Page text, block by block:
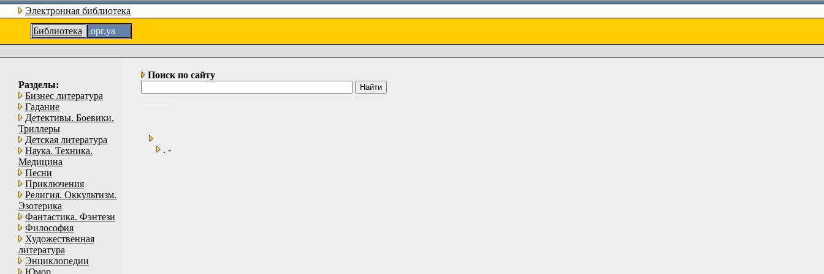
Электронная библиотека
Библиотека
.орг.уа
Разделы:
Бизнес литература
Гадание
Детективы. Боевики.
Триллеры
Детская литература
Наука. Техника.
Медицина
Песни
Приключения
Религия. Оккультизм.
Эзотерика
Фантастика. Фэнтези
Философия
Художественная
литература
Энциклопедии
Юмор
Поиск по сайту
. -